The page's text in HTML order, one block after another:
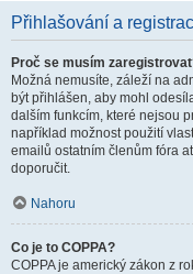
Přihlašování a
Proč se musím
Možná nemusíte, záleží na
být přihlášen, aby mohl
dalším funkcím, které nejsou
například možnost použití
emailů ostatním členům fóra
doporučit.
Nahoru
Co je to COPPA?
COPPA je americký zákon z